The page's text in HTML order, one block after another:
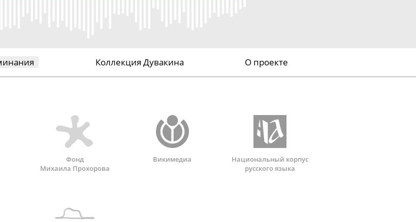
Коллекция Дувакина О проекте
Фонд
Михаила Прохорова
Викимедиа
Национальный корпус
русского языка